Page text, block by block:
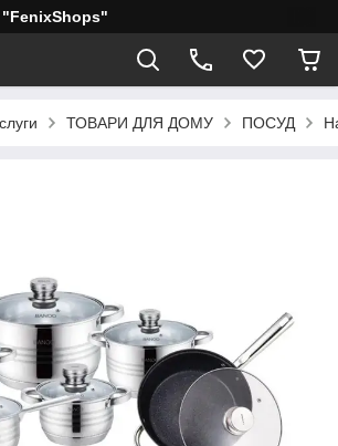
"FenixShops"
ТОВАРИ ДЛЯ ДОМУ ПОСУД